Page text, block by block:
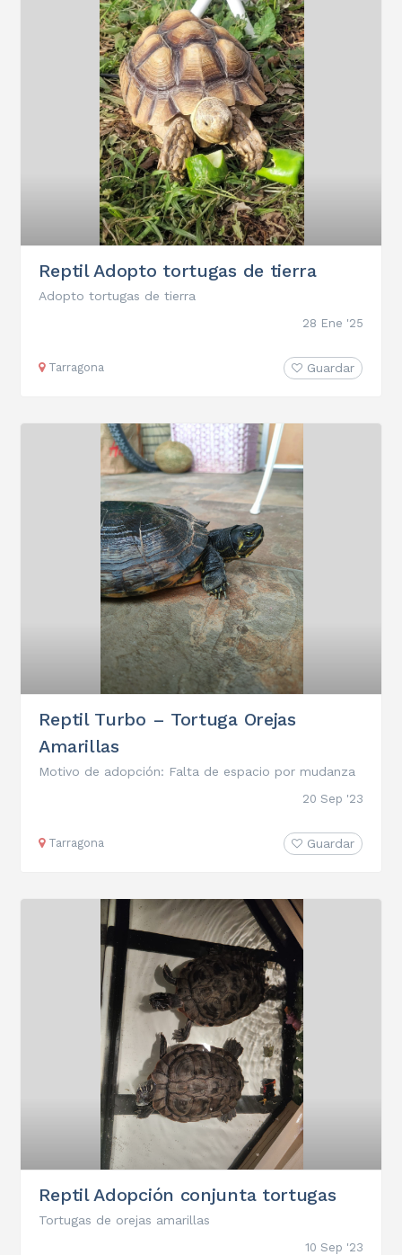
Reptil Adopto tortugas de tierra
Adopto tortugas de tierra
28 Ene '25
Tarragona Guardar
Reptil Turbo – Tortuga Orejas
Amarillas
Motivo de adopción: Falta de espacio por mudanza
20 Sep '23
Tarragona Guardar
Reptil Adopción conjunta tortugas
Tortugas de orejas amarillas
10 Sep '23